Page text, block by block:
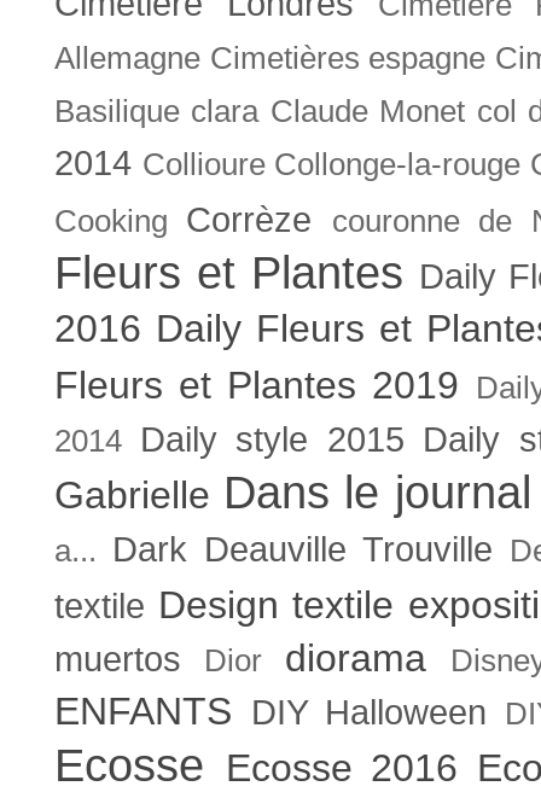
Allemagne Cimetières espagne
Basilique clara Claude Monet col
2014 Collioure Collonge-la-rouge
Cooking
Corrèze couronne de
Fleurs et Plantes Daily
2016 Daily Fleurs et
Fleurs et Plantes 2019
2014
Daily style 2015 Daily
Gabrielle Dans le journal
a... Dark Deauville Trouville
textile Design textile
muertos Dior diorama
ENFANTS DIY Halloween
Ecosse Ecosse 2016